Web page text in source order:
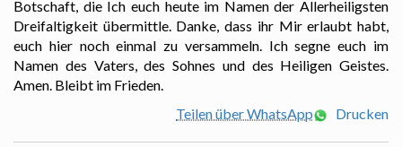
Botschaft, die Ich euch heute im Namen der Allerheiligsten
Dreifaltigkeit übermittle. Danke, dass ihr Mir erlaubt habt,
euch hier noch einmal zu versammeln. Ich segne euch im
Namen des Vaters, des Sohnes und des Heiligen Geistes.
Amen. Bleibt im Frieden.
Teilen über WhatsApp
Drucken